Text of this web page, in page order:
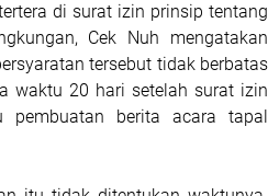
di surat izin prinsip tentang
Cek Nuh mengatakan
tersebut tidak berbatas
waktu 20 hari setelah surat izin
pembuatan berita acara tapal